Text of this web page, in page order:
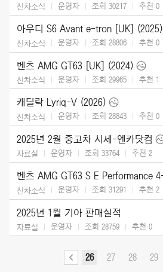
신차소식 운영자 조회 30217 추천 0
아우디 S6 Avant e-tron [UK] (2025)
신차소식 운영자 조회 28806 추천 0
벤츠 AMG GT63 [UK] (2024)
신차소식 운영자 조회 29965 추천 1
캐딜락 Lyriq-V (2026)
신차소식 운영자 조회 28843 추천 0
2025년 2월 중고차 시세-엔카닷컴
자료실 운영자 조회 33764 추천 2
신차소식 운영자 조회 31291 추천 2
2025년 1월 기아 판매실적
자료실 운영자 조회 28759 추천 0
26 27 28 29